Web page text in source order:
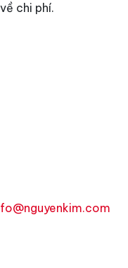
chi phí.